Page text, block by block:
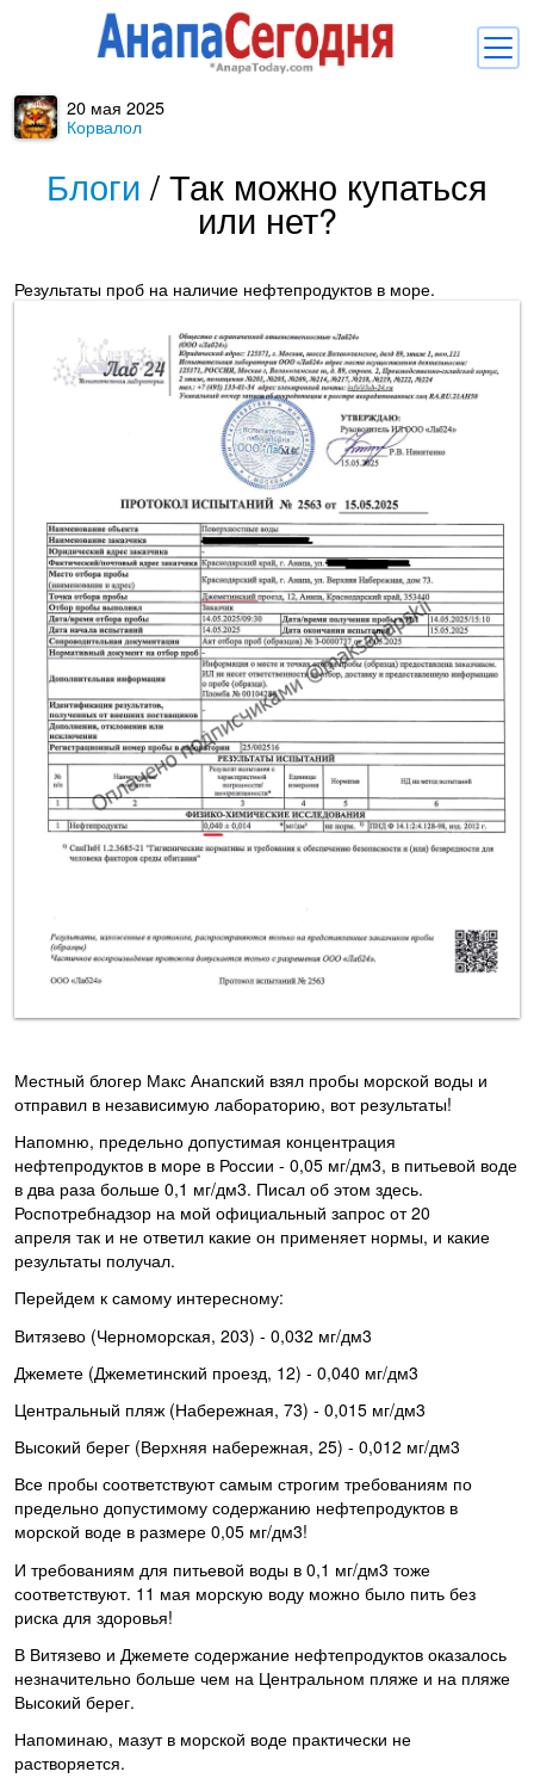
Комментарии
Об Анапе
Библиотека
Регистрация и Вход
20 мая 2025
Корвалол
Блоги /Так можно купаться
или нет?
Результаты проб на наличие нефтепродуктов в море.
Местный блогер Макс Анапский взял пробы морской воды и
отправил в независимую лабораторию, вот результаты!
Напомню, предельно допустимая концентрация
нефтепродуктов в море в России - 0,05 мг/дм3, в питьевой воде
в два раза больше 0,1 мг/дм3. Писал об этом здесь.
Роспотребнадзор на мой официальный запрос от 20
апреля так и не ответил какие он применяет нормы, и какие
результаты получал.
Перейдем к самому интересному:
Витязево (Черноморская, 203) - 0,032 мг/дм3
Джемете (Джеметинский проезд, 12) - 0,040 мг/дм3
Центральный пляж (Набережная, 73) - 0,015 мг/дм3
Высокий берег (Верхняя набережная, 25) - 0,012 мг/дм3
Все пробы соответствуют самым строгим требованиям по
предельно допустимому содержанию нефтепродуктов в
морской воде в размере 0,05 мг/дм3!
И требованиям для питьевой воды в 0,1 мг/дм3 тоже
соответствуют. 11 мая морскую воду можно было пить без
риска для здоровья!
В Витязево и Джемете содержание нефтепродуктов оказалось
незначительно больше чем на Центральном пляже и на пляже
Высокий берег.
Напоминаю, мазут в морской воде практически не
растворяется.